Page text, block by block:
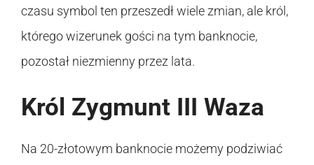
czasu symbol ten przeszedł wiele zmian, ale król,
którego wizerunek gości na tym banknocie,
pozostał niezmienny przez lata.
Król Zygmunt III Waza
Na 20-złotowym banknocie możemy podziwiać